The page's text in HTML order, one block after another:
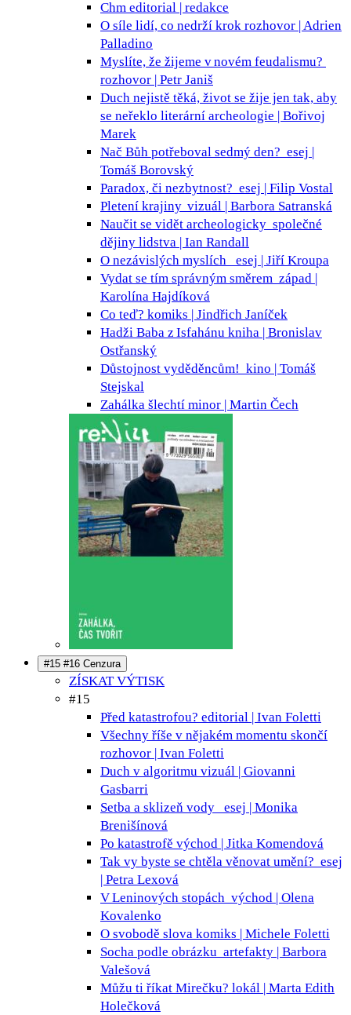
Chm editorial | redakce
O síle lidí, co nedrží krok rozhovor | Adrien
Palladino
Myslíte, že žijeme v novém feudalismu?
rozhovor | Petr Janiš
Duch nejistě těká, život se žije jen tak, aby
se neřeklo literární archeologie | Bořivoj
Marek
Nač Bůh potřeboval sedmý den? esej |
Tomáš Borovský
Paradox, či nezbytnost? esej | Filip Vostal
Pletení krajiny vizuál | Barbora Satranská
Naučit se vidět archeologicky společné
dějiny lidstva | Ian Randall
O nezávislých myslích
esej | Jiří Kroupa
Vydat se tím správným směrem západ |
Karolína Hajdíková
Co teď? komiks | Jindřich Janíček
Hadži Baba z Isfahánu kniha | Bronislav
Ostřanský
Důstojnost vyděděncům! kino | Tomáš
Stejskal
Zahálka šlechtí minor | Martin Čech
#15 #16 Cenzura
ZÍSKAT VÝTISK
#15
Před katastrofou? editorial | Ivan Foletti
Všechny říše v nějakém momentu skončí
rozhovor | Ivan Foletti
Duch v algoritmu vizuál | Giovanni
Gasbarri
Setba a sklizeň vody
esej | Monika
Brenišínová
Po katastrofě východ | Jitka Komendová
Tak vy byste se chtěla věnovat umění? esej
| Petra Lexová
V Leninových stopách východ | Olena
Kovalenko
O svobodě slova komiks | Michele Foletti
Socha podle obrázku artefakty | Barbora
Valešová
Můžu ti říkat Mirečku? lokál | Marta Edith
Holečková